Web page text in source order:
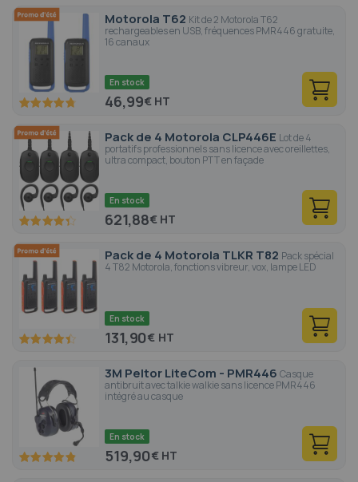
Motorola T62 Kit de 2 Motorola T62
rechargeables en USB, fréquences PMR446 gratuite,
16 canaux
95 100
En stock
46,99€
Pack de 4 Motorola CLP446E Lot de 4
portatifs professionnels sans licence avec oreillettes,
ultra compact, bouton PTT en façade
86.6100
En stock
621,88€
Pack de 4 Motorola TLKR T82 Pack spécial
4 T82 Motorola, fonctions vibreur, vox, lampe LED
88.6 100
En stock
131,90€
3M Peltor LiteCom - PMR446 Casque
antibruit avec talkie walkie sans licence PMR446
intégré au casque
96.6100
En stock
519,90€